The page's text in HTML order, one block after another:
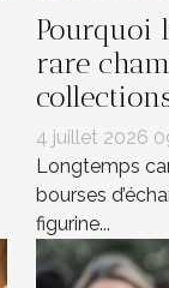
Pourquoi
rare
4 juillet 2026
Longtemps
bourses
figurine...